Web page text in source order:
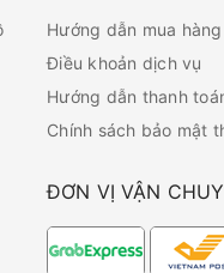
Hướng dẫn mua hàng
Điều khoản dịch vụ
Hướng dẫn thanh
Chính sách bảo mật
ĐƠN VỊ VẬN